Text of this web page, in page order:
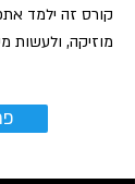
קורס זה ילמד
מוזיקה, ולעשות